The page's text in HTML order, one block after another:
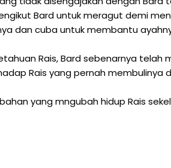
Bard untuk meragut demi
dan cuba untuk membantu
Rais, Bard sebenarnya
Rais yang pernah membulinya
yang mngubah hidup Rais